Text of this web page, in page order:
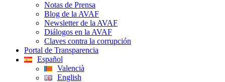
Notas de Prensa
Blog de la AVAF
Newsletter de la AVAF
Diálogos en la AVAF
Claves contra la corrupción
Portal de Transparencia
Español
Valencià
English